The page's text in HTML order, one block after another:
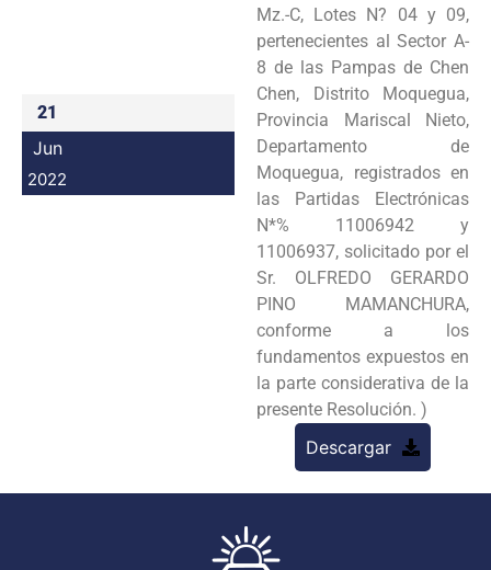
21
Jun
2022
Mz.-C, Lotes N? 04 y 09,
pertenecientes al Sector A-
8 de las Pampas de Chen
Chen, Distrito Moquegua,
Provincia Mariscal Nieto,
Departamento de
Moquegua, registrados en
las Partidas Electrónicas
N*% 11006942 y
11006937, solicitado por el
Sr. OLFREDO GERARDO
PINO MAMANCHURA,
conforme a los
fundamentos expuestos en
la parte considerativa de la
presente Resolución. )
Descargar